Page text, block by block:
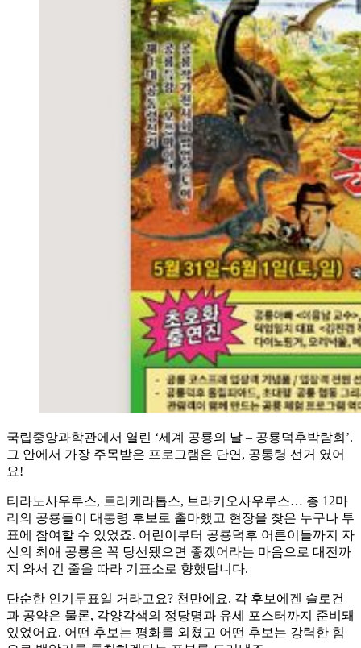
국립중앙과학관에서 열린 ‘세계 공룡의 날 – 공룡덕후박람회’.
그 안에서 가장 주목받은 프로그램은 단연, 공통령 선거 였어
요!
티라노사우루스, 트리케라톱스, 브라키오사우루스… 총 12마
리의 공룡들이 대통령 후보로 출마했고 현장을 찾은 누구나 투
표에 참여할 수 있었죠. 어린이부터 공룡덕후 어른이들까지 자
신의 최애 공룡은 꼭 당선됐으면 좋겠어라는 마음으로 대전까
지 와서 긴 줄을 따라 기표소로 향했답니다.
단순한 인기투표일 거라고요? 천만에요. 각 후보에겐 슬로건
과 공약은 물론, 각양각색의 정당명과 유세 포스터까지 준비돼
있었어요. 어떤 후보는 평화를 외쳤고 어떤 후보는 강력한 힘